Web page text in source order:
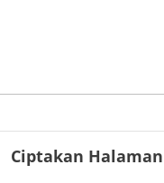
Ciptakan Halaman